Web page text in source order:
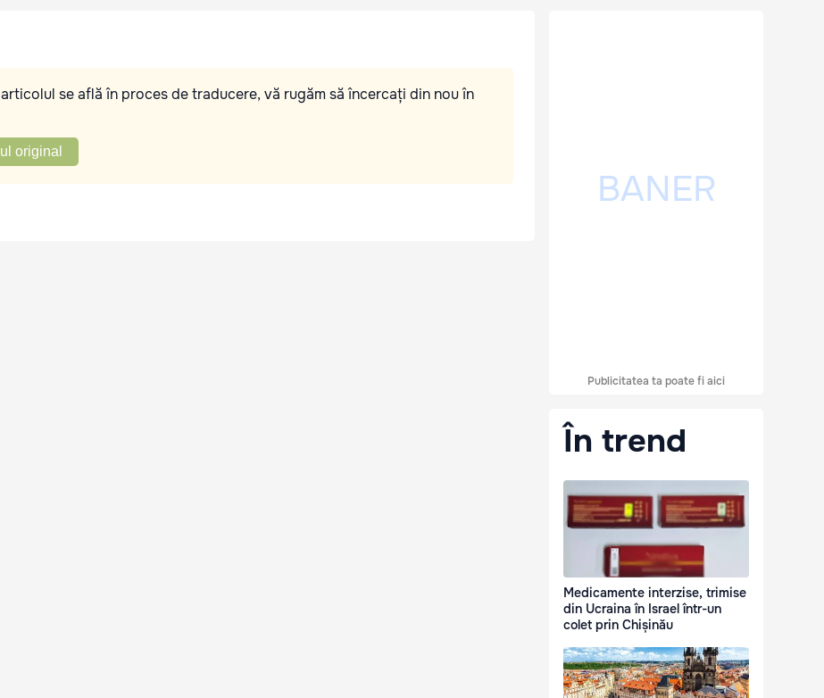
se află în proces de traducere, vă rugăm să încercați din nou în
original
Publicitatea ta poate fi aici
În trend
Medicamente interzise, trimise
din Ucraina în Israel într-un
colet prin Chișinău